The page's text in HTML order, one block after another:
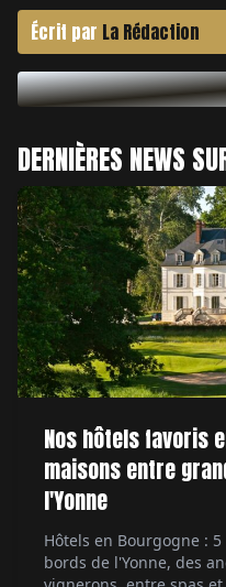
Écrit par La Rédaction
DERNIÈRES NEWS
Nos hôtels favoris
maisons entre
l'Yonne
Hôtels en Bourgogne :
bords de l'Yonne, des